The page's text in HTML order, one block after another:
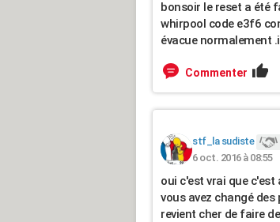
bonsoir le reset a été
whirpool code e3f6
évacue normalement
Commenter
stf_la sudiste
6 oct. 2016 à 08:55
oui c'est vrai que c'est
vous avez changé des
revient cher de faire